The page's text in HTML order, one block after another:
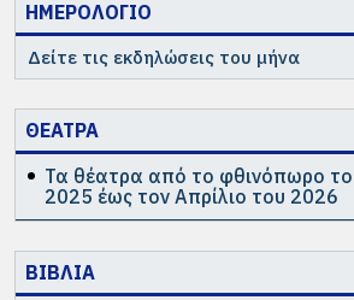
ΗΜΕΡΟΛΟΓΙΟ
Δείτε τις εκδηλώσεις του μήνα
ΘΕΑΤΡΑ
Τα θέατρα από το φθινόπωρο
2025 έως τον Απρίλιο του 2026
ΒΙΒΛΙΑ